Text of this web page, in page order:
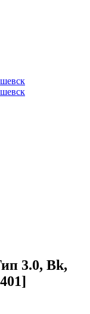
3.0, Bk,